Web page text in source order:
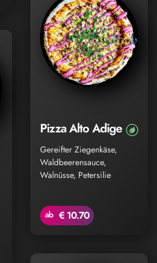
Pizza Alto Adige
Gereifter Ziegenkäse,
Waldbeerensauce,
Walnüsse, Petersilie
ab € 10.70